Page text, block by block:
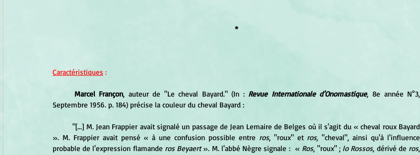
*
Caractéristiques :
Marcel Françon, auteur de "Le cheval Bayard." (In : Revue Internationale d'Onomastique, 8e année N°3,
Septembre 1956. p. 184) précise la couleur du cheval Bayard :
	"[...] M. Jean Frappier avait signalé un passage de Jean Lemaire de Belges où il s'agit du
« cheval roux Bayard
». M. Frappier avait pensé « à une confusion possible entre ros, "roux" et ros, "cheval", ainsi qu'à l'influence
probable de l'expression flamande ros Beyaert ». M. l'abbé Nègre signale : « Ros, "roux" ; lo Rossos, dérivé de ros,